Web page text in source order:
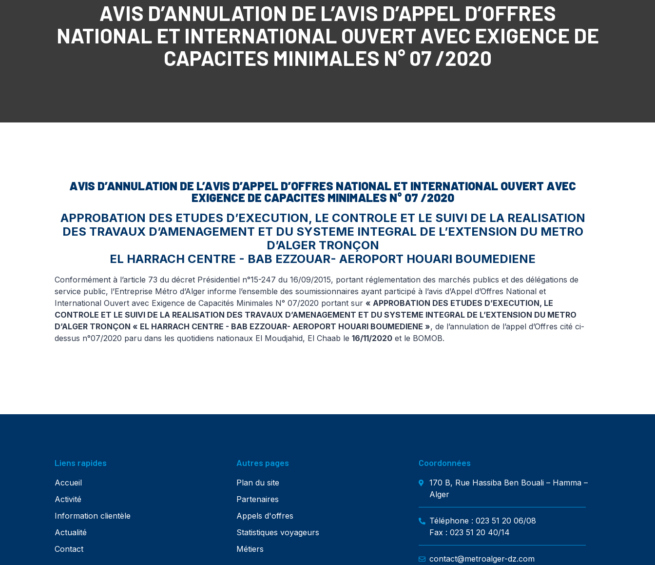
AVIS D’ANNULATION DE L’AVIS D’APPEL D’OFFRES
NATIONAL ET INTERNATIONAL OUVERT AVEC EXIGENCE DE
CAPACITES MINIMALES N° 07 /2020
AVIS D’ANNULATION DE L’AVIS D’APPEL D’OFFRES NATIONAL ET INTERNATIONAL OUVERT AVEC
EXIGENCE DE CAPACITES MINIMALES N° 07 /2020
APPROBATION DES ETUDES D’EXECUTION, LE CONTROLE ET LE SUIVI DE LA REALISATION
DES TRAVAUX D’AMENAGEMENT ET DU SYSTEME INTEGRAL DE L’EXTENSION DU METRO
D’ALGER TRONÇON
EL HARRACH CENTRE - BAB EZZOUAR- AEROPORT HOUARI BOUMEDIENE
Conformément à l’article 73 du décret Présidentiel n°15-247 du 16/09/2015, portant réglementation des marchés publics et des délégations de
service public, l’Entreprise Métro d’Alger informe l’ensemble des soumissionnaires ayant participé à l’avis d’Appel d’Offres National et
International Ouvert avec Exigence de Capacités Minimales N° 07/2020 portant sur « APPROBATION DES ETUDES D’EXECUTION, LE
CONTROLE ET LE SUIVI DE LA REALISATION DES TRAVAUX D’AMENAGEMENT ET DU SYSTEME INTEGRAL DE L’EXTENSION DU METRO
D’ALGER TRONÇON « EL HARRACH CENTRE - BAB EZZOUAR- AEROPORT HOUARI BOUMEDIENE », de l’annulation de l’appel d’Offres cité ci-
dessus n°07/2020 paru dans les quotidiens nationaux El Moudjahid, El Chaab le 16/11/2020 et le BOMOB.
Liens rapides
Accueil
Activité
Information clientèle
Actualité
Contact
Autres pages
Plan du site
Partenaires
Appels d'offres
Statistiques voyageurs
Métiers
Coordonnées
170 B, Rue Hassiba Ben Bouali – Hamma –
Alger
Téléphone : 023 51 20 06/08
Fax : 023 51 20 40/14
contact@metroalger-dz.com